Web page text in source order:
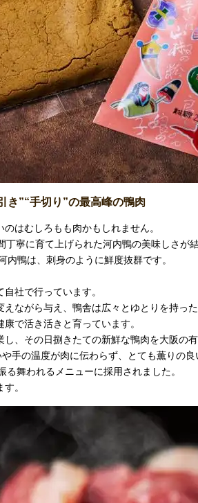
き”“手切り”の最高峰の鴨肉
はむしろもも肉かもしれません。
寧に育て上げられた河内鴨の美味しさが
鴨は、刺身のように鮮度抜群です。
社で行っています。
ながら与え、鴨舎は広々とゆとりを持った
で活き活きと育っています。
、その日捌きたての新鮮な鴨肉を大阪の
手の温度が肉に伝わらず、とても薫りの良
舞われるメニューに採用されました。
。